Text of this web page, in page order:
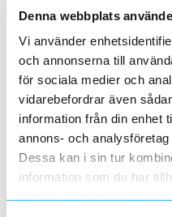
Denna webbplats
Vi använder
och annonserna till
för sociala medier och
vidarebefordrar även
information från din enhet
annons- och
Dessa kan i sin tur
information som du har
samlat in när du har
Förändrade priser 2022-
2022-05-27
Grundkurs för
2022-04-01
En grundläggande
Förändrade priser 2022-
2022-03-31
Med anledning av stigande
Ecovadis ger